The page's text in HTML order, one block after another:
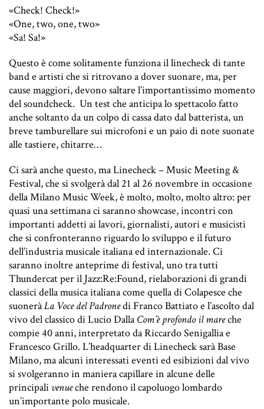
«Check! Check!»
«One, two, one, two»
«Sa! Sa!»
Questo è come solitamente funziona il linecheck di tante
band e artisti che si ritrovano a dover suonare, ma, per
cause maggiori, devono saltare l’importantissimo momento
del soundcheck. Un test che anticipa lo spettacolo fatto
anche soltanto da un colpo di cassa dato dal batterista, un
breve tamburellare sui microfoni e un paio di note suonate
alle tastiere, chitarre…
Ci sarà anche questo, ma Linecheck – Music Meeting &
Festival, che si svolgerà dal 21 al 26 novembre in occasione
della Milano Music Week, è molto, molto, molto altro: per
quasi una settimana ci saranno showcase, incontri con
importanti addetti ai lavori, giornalisti, autori e musicisti
che si confronteranno riguardo lo sviluppo e il futuro
dell’industria musicale italiana ed internazionale. Ci
saranno inoltre anteprime di festival, uno tra tutti
Thundercat per il Jazz:Re:Found, rielaborazioni di grandi
classici della musica italiana come quella di Colapesce che
suoneràLa Voce del Padronedi Franco Battiato e l’ascolto dal
vivo del classico di Lucio DallaCom’è profondo il mareche
compie 40 anni, interpretato da Riccardo Senigallia e
Francesco Grillo. L’headquarter di Linecheck sarà Base
Milano, ma alcuni interessati eventi ed esibizioni dal vivo
si svolgeranno in maniera capillare in alcune delle
principali venueche rendono il capoluogo lombardo
un’importante polo musicale.